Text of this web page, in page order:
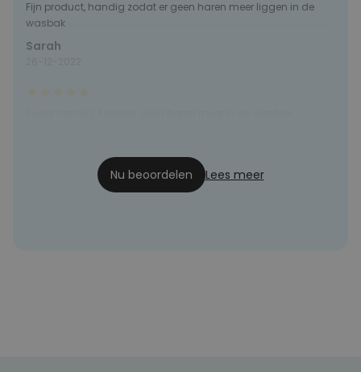
Fijn product, handig zodat er geen haren meer liggen in de
wasbak
Sarah
Nu beoordelen Lees meer